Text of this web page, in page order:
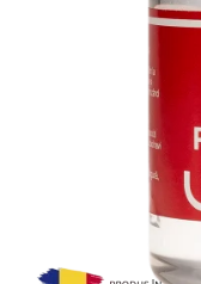
Probiotice si
Sanatate urinara
Sistemul respirator
Slabire si control
Balsam masca si
Produse cu SPF